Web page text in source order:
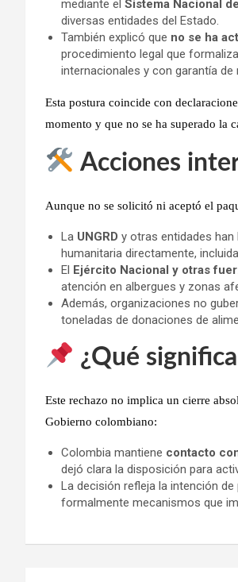
mediante el Sistema Nacional
diversas entidades del Estado.
También explicó que no se ha
procedimiento legal que
internacionales y con garantía de
Esta postura coincide con
momento y que no se ha superado la
Acciones
Aunque no se solicitó ni aceptó el
La UNGRD y otras entidades
humanitaria directamente,
El Ejército Nacional y otras
atención en albergues y zonas
Además, organizaciones no
toneladas de donaciones de
¿Qué
Este rechazo no implica un cierre
Gobierno colombiano:
Colombia mantiene contacto
dejó clara la disposición para
La decisión refleja la intención de
formalmente mecanismos que